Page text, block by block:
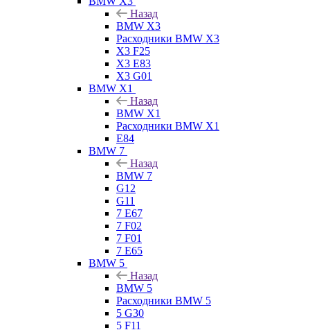
Назад
BMW X3
Расходники BMW X3
X3 F25
X3 E83
X3 G01
BMW X1
Назад
BMW X1
Расходники BMW X1
E84
BMW 7
Назад
BMW 7
G12
G11
7 Е67
7 F02
7 F01
7 E65
BMW 5
Назад
BMW 5
Расходники BMW 5
5 G30
5 F11